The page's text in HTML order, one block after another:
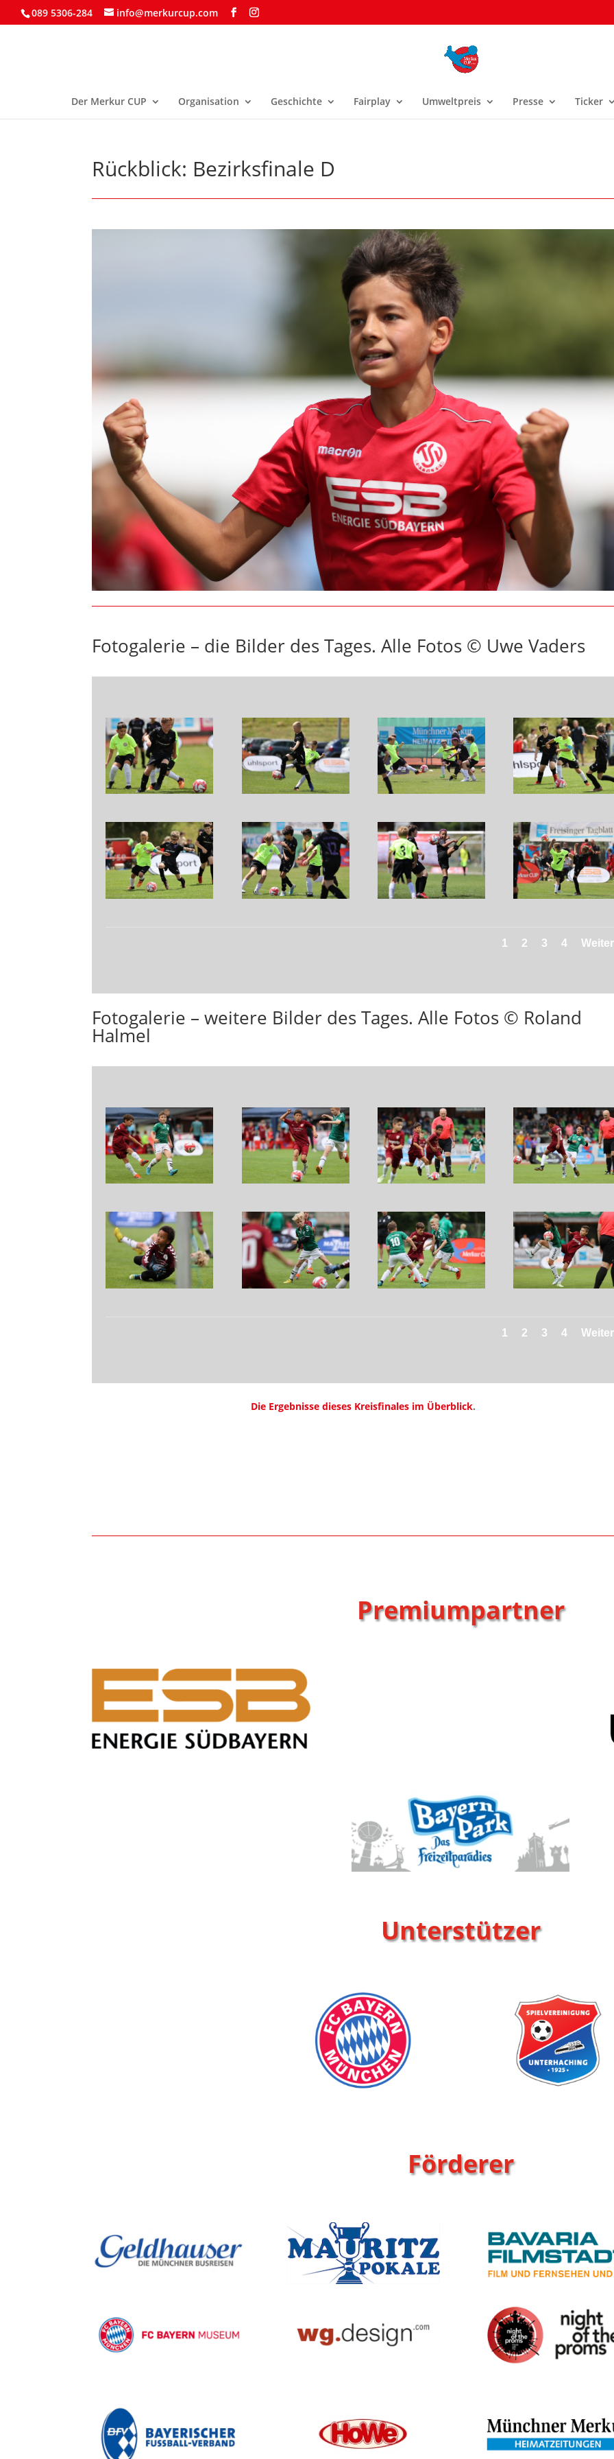
089 5306-284 info@merkurcup.com
Der Merkur CUP Organisation Geschichte Fairplay Umweltpreis Presse Ticker
Rückblick: Bezirksfinale D
Fotogalerie – die Bilder des Tages. Alle Fotos © Uwe Vaders
1 2 3 4 Weiter
Fotogalerie – weitere Bilder des Tages. Alle Fotos © Roland
Halmel
1 2 3 4 Weiter
Die Ergebnisse dieses Kreisfinales im Überblick.
Premiumpartner
Unterstützer
Förderer